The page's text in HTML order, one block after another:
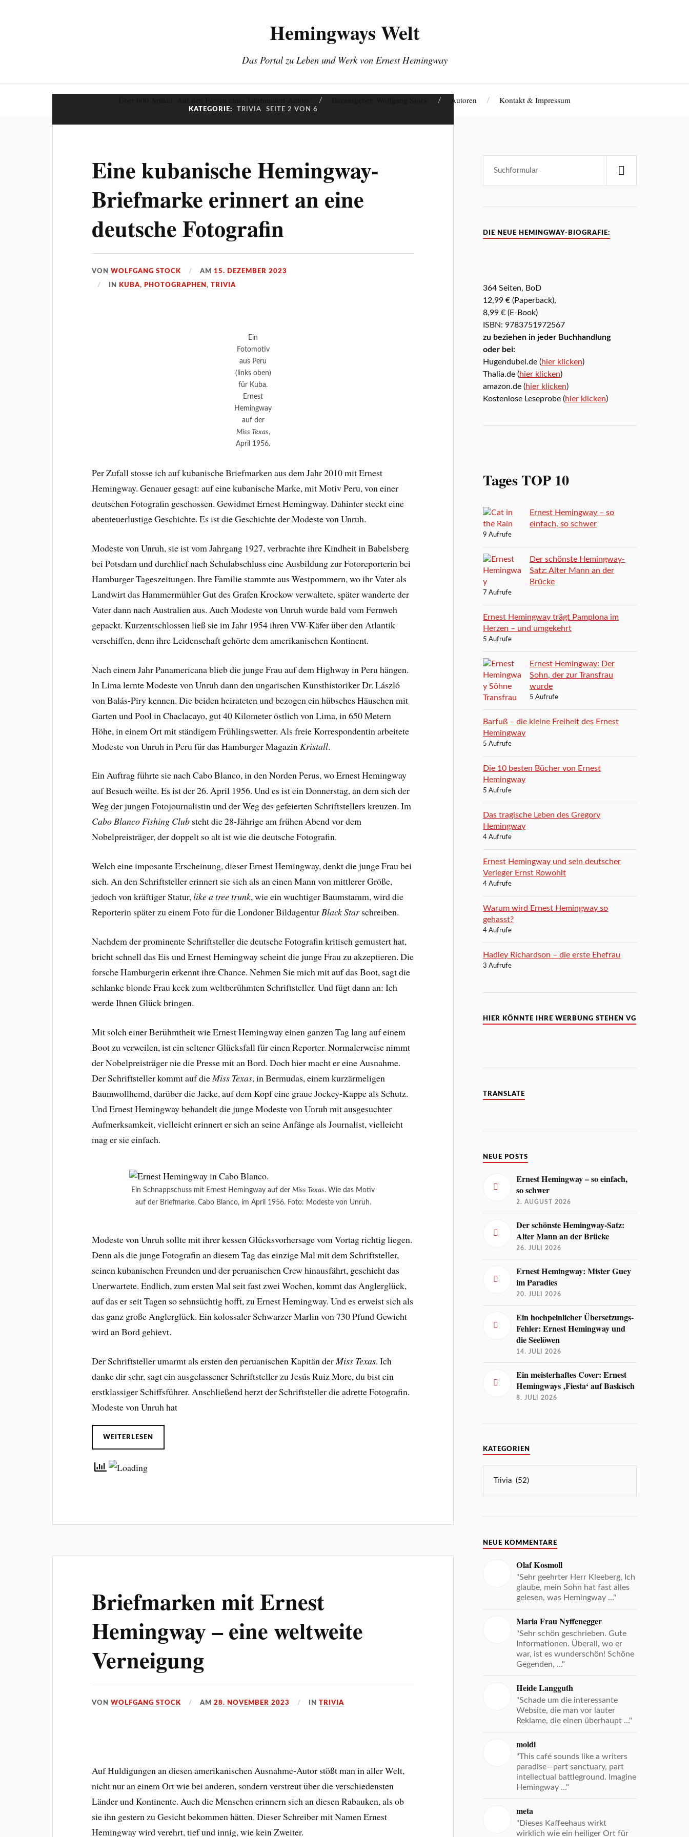
Hemingways Welt
Das Portal zu Leben und Werk von Ernest Hemingway
Autoren Kontakt & Impressum
KATEGORIE: TRIVIA SEITE 2 VON 6
Eine kubanische Hemingway-
Briefmarke erinnert an eine
deutsche Fotografin
VONWOLFGANG STOCK AM15. DEZEMBER 2023
IN KUBA, PHOTOGRAPHEN,TRIVIA
Ein
Fotomotiv
aus Peru
(links oben)
für Kuba.
Ernest
Hemingway
auf der
Miss Texas,
April 1956.
Per Zufall stosse ich auf kubanische Briefmarken aus dem Jahr 2010 mit Ernest
Hemingway. Genauer gesagt: auf eine kubanische Marke, mit Motiv Peru, von einer
deutschen Fotografin geschossen. Gewidmet Ernest Hemingway. Dahinter steckt eine
abenteuerlustige Geschichte. Es ist die Geschichte der Modeste von Unruh.
Modeste von Unruh, sie ist vom Jahrgang 1927, verbrachte ihre Kindheit in Babelsberg
bei Potsdam und durchlief nach Schulabschluss eine Ausbildung zur Fotoreporterin bei
Hamburger Tageszeitungen. Ihre Familie stammte aus Westpommern, wo ihr Vater als
Landwirt das Hammermühler Gut des Grafen Krockow verwaltete, später wanderte der
Vater dann nach Australien aus. Auch Modeste von Unruh wurde bald vom Fernweh
gepackt. Kurzentschlossen ließ sie im Jahr 1954 ihren VW-Käfer über den Atlantik
verschiffen, denn ihre Leidenschaft gehörte dem amerikanischen Kontinent.
Nach einem Jahr Panamericana blieb die junge Frau auf dem Highway in Peru hängen.
In Lima lernte Modeste von Unruh dann den ungarischen Kunsthistoriker Dr. László
von Balás-Piry kennen. Die beiden heirateten und bezogen ein hübsches Häuschen mit
Garten und Pool in Chaclacayo, gut 40 Kilometer östlich von Lima, in 650 Metern
Höhe, in einem Ort mit ständigem Frühlingswetter. Als freie Korrespondentin arbeitete
Modeste von Unruh in Peru für das Hamburger Magazin Kristall.
Ein Auftrag führte sie nach Cabo Blanco, in den Norden Perus, wo Ernest Hemingway
auf Besuch weilte. Es ist der 26. April 1956. Und es ist ein Donnerstag, an dem sich der
Weg der jungen Fotojournalistin und der Weg des gefeierten Schriftstellers kreuzen. Im
Cabo BlancoFishing Club steht die 28-Jährige am frühen Abend vor dem
Nobelpreisträger, der doppelt so alt ist wie die deutsche Fotografin.
Welch eine imposante Erscheinung, dieser Ernest Hemingway, denkt die junge Frau bei
sich. An den Schriftsteller erinnert sie sich als an einen Mann von mittlerer Größe,
jedoch von kräftiger Statur,like a tree trunk, wie ein wuchtiger Baumstamm, wird die
Reporterin später zu einem Foto für die Londoner BildagenturBlack Starschreiben.
Nachdem der prominente Schriftsteller die deutsche Fotografin kritisch gemustert hat,
bricht schnell das Eis und Ernest Hemingway scheint die junge Frau zu akzeptieren. Die
forsche Hamburgerin erkennt ihre Chance. Nehmen Sie mich mit auf das Boot, sagt die
schlanke blonde Frau keck zum weltberühmten Schriftsteller. Und fügt dann an: Ich
werde Ihnen Glück bringen.
Mit solch einer Berühmtheit wie Ernest Hemingway einen ganzen Tag lang auf einem
Boot zu verweilen, ist ein seltener Glücksfall für einen Reporter. Normalerweise nimmt
der Nobelpreisträger nie die Presse mit an Bord. Doch hier macht er eine Ausnahme.
Der Schriftsteller kommt auf die Miss Texas, in Bermudas, einem kurzärmeligen
Baumwollhemd, darüber die Jacke, auf dem Kopf eine graue Jockey-Kappe als Schutz.
Und Ernest Hemingway behandelt die junge Modeste von Unruh mit ausgesuchter
Aufmerksamkeit, vielleicht erinnert er sich an seine Anfänge als Journalist, vielleicht
mag er sie einfach.
Ein Schnappschuss mit Ernest Hemingway auf derMiss Texas. Wie das Motiv
auf der Briefmarke. Cabo Blanco, im April 1956. Foto: Modeste von Unruh.
Modeste von Unruh sollte mit ihrer kessen Glücksvorhersage vom Vortag richtig liegen.
Denn als die junge Fotografin an diesem Tag das einzige Mal mit dem Schriftsteller,
seinen kubanischen Freunden und der peruanischen Crew hinausfährt, geschieht das
Unerwartete. Endlich, zum ersten Mal seit fast zwei Wochen, kommt das Anglerglück,
auf das er seit Tagen so sehnsüchtig hofft, zu Ernest Hemingway. Und es erweist sich als
das ganz große Anglerglück. Ein kolossaler Schwarzer Marlin von 730 Pfund Gewicht
wird an Bord gehievt.
Der Schriftsteller umarmt als ersten den peruanischen Kapitän der Miss Texas. Ich
danke dir sehr, sagt ein ausgelassener Schriftsteller zu Jesús Ruiz More, du bist ein
erstklassiger Schiffsführer. Anschließend herzt der Schriftsteller die adrette Fotografin.
Modeste von Unruh hat
WEITERLESEN
Briefmarken mit Ernest
Hemingway – eine weltweite
Verneigung
VONWOLFGANG STOCK AM28. NOVEMBER 2023 INTRIVIA
Auf Huldigungen an diesen amerikanischen Ausnahme-Autor stößt man in aller Welt,
nicht nur an einem Ort wie bei anderen, sondern verstreut über die verschiedensten
Länder und Kontinente. Auch die Menschen erinnern sich an diesen Rabauken, als ob
sie ihn gestern zu Gesicht bekommen hätten. Dieser Schreiber mit Namen Ernest
Hemingway wird verehrt, tief und innig, wie kein Zweiter.
DIE NEUE HEMINGWAY-BIOGRAFIE:
364 Seiten, BoD
12,99 € (Paperback),
8,99 € (E-Book)
ISBN: 9783751972567
zu beziehen in jeder Buchhandlung
oder bei:
Hugendubel.de (hier klicken)
Thalia.de (hier klicken)
amazon.de (hier klicken)
Kostenlose Leseprobe (hier klicken)
Tages TOP 10
Ernest Hemingway – so
einfach, so schwer
9 Aufrufe
Der schönste Hemingway-
Satz: Alter Mann an der
Brücke
7 Aufrufe
Ernest Hemingway trägt Pamplona im
Herzen – und umgekehrt
5 Aufrufe
Ernest Hemingway: Der
Sohn, der zur Transfrau
wurde
5 Aufrufe
Barfuß – die kleine Freiheit des Ernest
Hemingway
5 Aufrufe
Die 10 besten Bücher von Ernest
Hemingway
5 Aufrufe
Das tragische Leben des Gregory
Hemingway
4 Aufrufe
Ernest Hemingway und sein deutscher
Verleger Ernst Rowohlt
4 Aufrufe
Warum wird Ernest Hemingway so
gehasst?
4 Aufrufe
Hadley Richardson – die erste Ehefrau
3 Aufrufe
HIER KÖNNTE IHRE WERBUNG STEHEN VG
TRANSLATE
NEUE POSTS
Ernest Hemingway – so einfach,
so schwer
2. AUGUST 2026
Der schönste Hemingway-Satz:
Alter Mann an der Brücke
26. JULI 2026
Ernest Hemingway: Mister Guey
im Paradies
20. JULI 2026
Ein hochpeinlicher Übersetzungs-
Fehler: Ernest Hemingway und
die Seelöwen
14. JULI 2026
Ein meisterhaftes Cover: Ernest
Hemingways ‚Fiesta‘ auf Baskisch
8. JULI 2026
KATEGORIEN
NEUE KOMMENTARE
Olaf Kosmoll
"Sehr geehrter Herr Kleeberg, Ich
glaube, mein Sohn hat fast alles
gelesen, was Hemingway ..."
Maria Frau Nyffenegger
"Sehr schön geschrieben. Gute
Informationen. Überall, wo er
war, ist es wunderschön! Schöne
Gegenden, ..."
Heide Langguth
"Schade um die interessante
Website, die man vor lauter
Reklame, die einen überhaupt ..."
moldi
"This café sounds like a writers
paradise—part sanctuary, part
intellectual battleground. Imagine
Hemingway ..."
meta
"Dieses Kaffeehaus wirkt
wirklich wie ein heiliger Ort für